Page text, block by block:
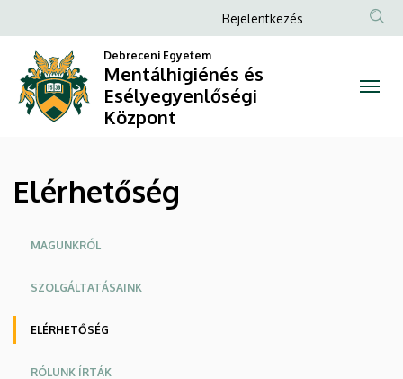
Mentálhigiénés
Központ
a
tartalomra
Anonim
fiók
menüje
Bejelentkezés
Debreceni Egyetem
Mentálhigiénés és
Esélyegyenlőségi
Központ
Elérhetőség
Oldalmenü
MAGUNKRÓL
SZOLGÁLTATÁSAINK
ELÉRHETŐSÉG
RÓLUNK ÍRTÁK